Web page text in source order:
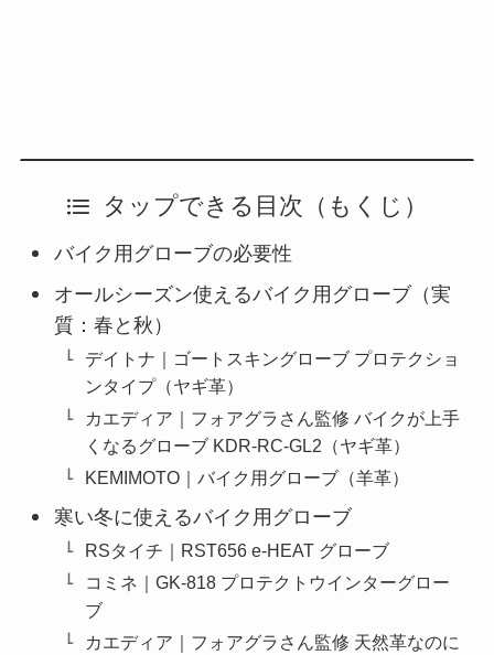
タップできる目次（もくじ）
バイク用グローブの必要性
オールシーズン使えるバイク用グローブ（実
質：春と秋）
デイトナ｜ゴートスキングローブ プロテクショ
ンタイプ（ヤギ革）
カエディア｜フォアグラさん監修 バイクが上手
くなるグローブ KDR-RC-GL2（ヤギ革）
KEMIMOTO｜バイク用グローブ（羊革）
寒い冬に使えるバイク用グローブ
RSタイチ｜RST656 e-HEAT グローブ
コミネ｜GK-818 プロテクトウインターグロー
ブ
カエディア｜フォアグラさん監修 天然革なのに